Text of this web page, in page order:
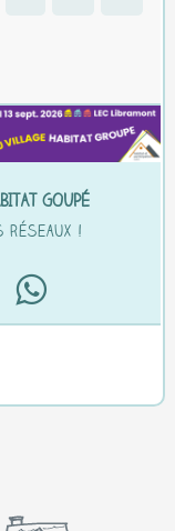
GOUPÉ…
!